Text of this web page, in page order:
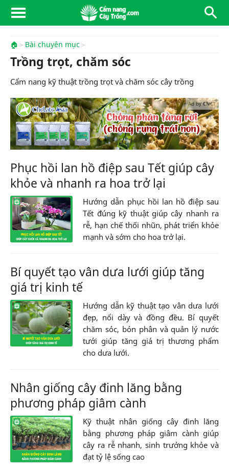
🏠 Bài chuyên mục
Trồng trọt, chăm sóc
Cẩm nang kỹ thuật trồng trọt và chăm sóc cây trồng
Ad by CNCT
Phục hồi lan hồ điệp sau Tết giúp cây
khỏe và nhanh ra hoa trở lại
Hướng dẫn phục hồi lan hồ điệp sau
Tết đúng kỹ thuật giúp cây nhanh ra
rễ, hạn chế thối nhũn, phát triển khỏe
mạnh và sớm cho hoa trở lại.
Bí quyết tạo vân dưa lưới giúp tăng
giá trị kinh tế
Hướng dẫn kỹ thuật tạo vân dưa lưới
đẹp, nổi dày và đồng đều. Bí quyết
chăm sóc, bón phân và quản lý nước
tưới giúp tăng giá trị thương phẩm
cho dưa lưới.
Nhân giống cây đinh lăng bằng
phương pháp giâm cành
Kỹ thuật nhân giống cây đinh lăng
bằng phương pháp giâm cành giúp
cây ra rễ nhanh, sinh trưởng khỏe và
đạt tỷ lệ sống cao